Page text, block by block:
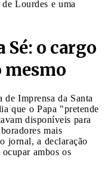
Lourdes e uma
Sé: o cargo
mesmo
de Imprensa da Santa
que o Papa "pretende
disponíveis para
mais
jornal, a declaração
ambos os